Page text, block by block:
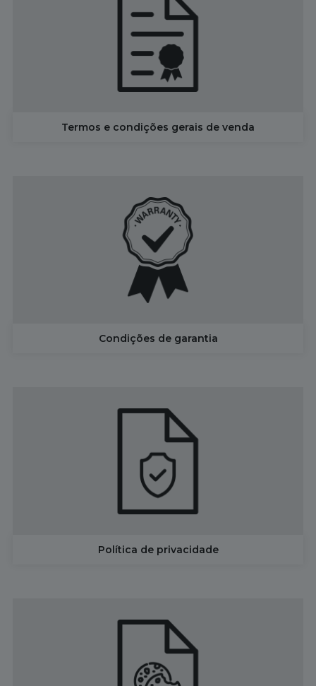
Termos e condições gerais de venda
Condições de garantia
Política de privacidade